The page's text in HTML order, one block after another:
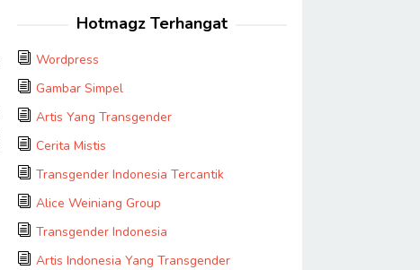
Hotmagz Terhangat
Wordpress
Gambar Simpel
Artis Yang Transgender
Cerita Mistis
Transgender Indonesia Tercantik
Alice Weiniang Group
Transgender Indonesia
Artis Indonesia Yang Transgender